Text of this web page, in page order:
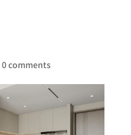
0 comments